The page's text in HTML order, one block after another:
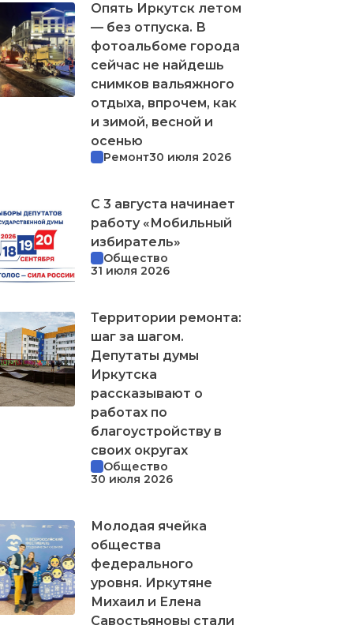
Опять Иркутск летом
— без отпуска. В
фотоальбоме города
сейчас не найдешь
снимков вальяжного
отдыха, впрочем, как
и зимой, весной и
осенью
Ремонт30 июля 2026
С 3 августа начинает
работу «Мобильный
избиратель»
Общество
31 июля 2026
Территории ремонта:
шаг за шагом.
Депутаты думы
Иркутска
рассказывают о
работах по
благоустройству в
своих округах
Общество
30 июля 2026
Молодая ячейка
общества
федерального
уровня. Иркутяне
Михаил и Елена
Савостьяновы стали